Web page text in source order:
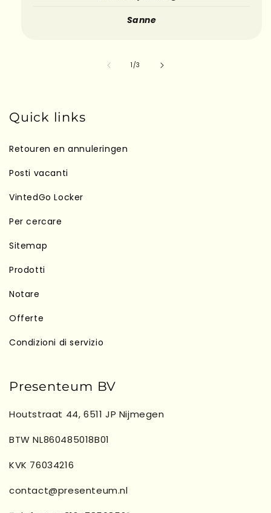
Sanne
1/su
3
Quick links
Retouren en annuleringen
Posti vacanti
VintedGo Locker
Per cercare
Sitemap
Prodotti
Notare
Offerte
Condizioni di servizio
Presenteum BV
Houtstraat 44, 6511 JP Nijmegen
BTW NL860485018B01
KVK 76034216
contact@presenteum.nl